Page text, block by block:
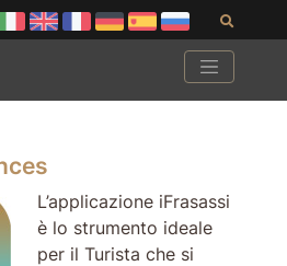
L’applicazione iFrasassi
è lo strumento ideale
per il Turista che si